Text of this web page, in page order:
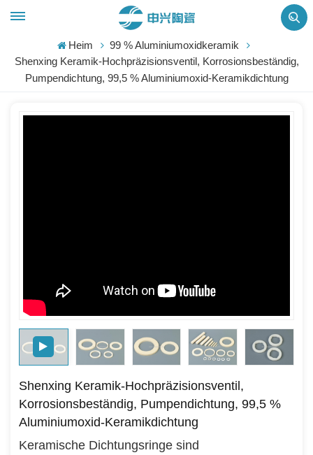
Heim
99 % Aluminiumoxidkeramik
Shenxing Keramik-Hochpräzisionsventil, Korrosionsbeständig,
Pumpendichtung, 99,5 % Aluminiumoxid-Keramikdichtung
Shenxing Keramik-Hochpräzisionsventil,
Korrosionsbeständig, Pumpendichtung, 99,5 %
Aluminiumoxid-Keramikdichtung
Keramische Dichtungsringe sind